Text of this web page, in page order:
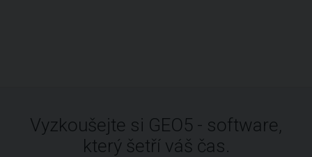
Vyzkoušejte si GEO5 - software,
který šetří váš čas.